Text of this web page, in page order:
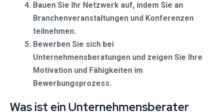
Bauen Sie Ihr Netzwerk auf, indem Sie an
Branchenveranstaltungen und Konferenzen
teilnehmen.
Bewerben Sie sich bei
Unternehmensberatungen und zeigen Sie Ihre
Motivation und Fähigkeiten im
Bewerbungsprozess.
Was ist ein Unternehmensberater